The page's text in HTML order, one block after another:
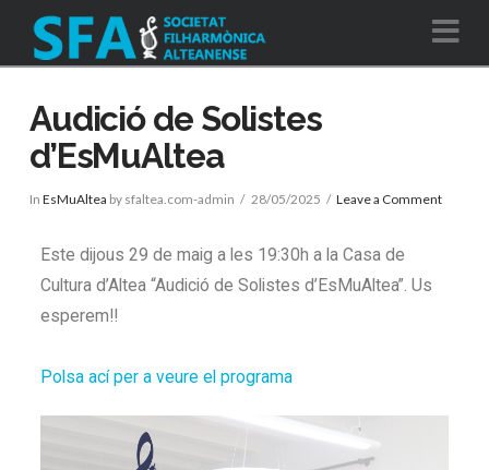
Audició de Solistes
d’EsMuAltea
In EsMuAltea by sfaltea.com-admin 28/05/2025 Leave a Comment
Este dijous 29 de maig a les 19:30h a la Casa de
Cultura d’Altea “Audició de Solistes d’EsMuAltea”. Us
esperem!!
Polsa ací per a veure el programa